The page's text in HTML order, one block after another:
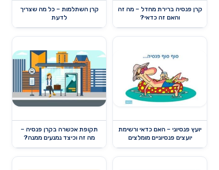
קרן פנסיה ברירת מחדל – מה זה
והאם זה כדאי?
קרן השתלמות – כל מה שצריך
לדעת
יועץ פנסיוני – האם כדאי ורשימת
יועצים פנסיוניים מומלצים
תקופת אכשרה בקרן פנסיה –
מה זה וכיצד נמנעים ממנה?